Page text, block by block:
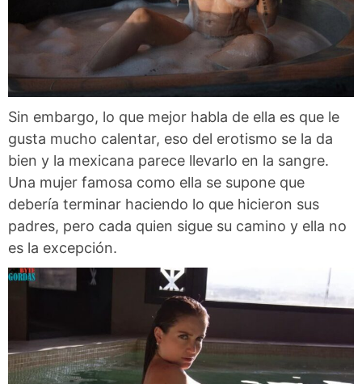
Sin embargo, lo que mejor habla de ella es que le
gusta mucho calentar, eso del erotismo se la da
bien y la mexicana parece llevarlo en la sangre.
Una mujer famosa como ella se supone que
debería terminar haciendo lo que hicieron sus
padres, pero cada quien sigue su camino y ella no
es la excepción.